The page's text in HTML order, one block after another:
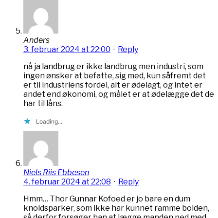
Anders
3. februar 2024 at 22:00 · Reply
nå ja landbrug er ikke landbrug men industri, som
ingen ønsker at befatte, sig med, kun såfremt det
er til industriens fordel, alt er ødelagt, og intet er
andet end økonomi, og målet er at ødelægge det de
har til låns.
Loading...
Niels Riis Ebbesen
4. februar 2024 at 22:08 · Reply
Hmm… Thor Gunnar Kofoed er jo bare en dum
knoldsparker, som ikke har kunnet ramme bolden,